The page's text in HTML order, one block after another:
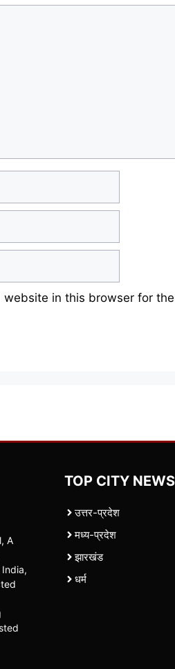
website in this browser for
A
TOP CITY NEWS
उत्तर-प्रदेश
मध्य-प्रदेश
झारखंड
धर्म